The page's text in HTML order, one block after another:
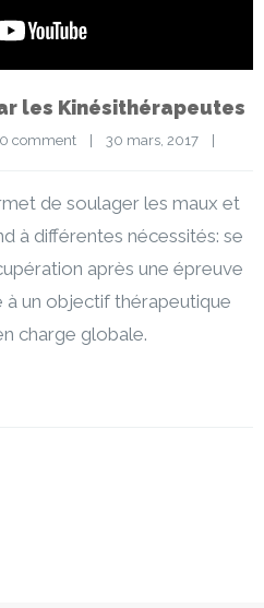
les Kinésithérapeutes
0 comment 30 mars, 2017
de soulager les maux et
à différentes nécessités: se
après une épreuve
un objectif thérapeutique
charge globale.